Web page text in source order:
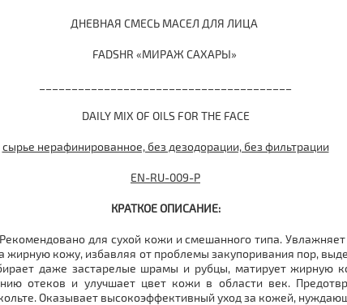
ДНЕВНАЯ СМЕСЬ МАСЕЛ ДЛЯ ЛИЦА
FADSHR «МИРАЖ САХАРЫ»
DAILY MIX OF OILS FOR THE FACE
сырье нерафинированное, без дезодорации, без фильтрации
EN-RU-009-Р
КРАТКОЕ ОПИСАНИЕ:
для сухой кожи и смешанного типа.
жирную кожу, избавляя от проблемы закупоривания пор,
даже застарелые шрамы и рубцы, матирует жирную
отеков и улучшает цвет кожи в области век.
Оказывает высокоэффективный уход за кожей,